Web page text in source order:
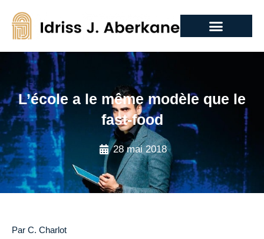
L’école a le même modèle que le
fast-food
28 mai 2018
Par C. Charlot